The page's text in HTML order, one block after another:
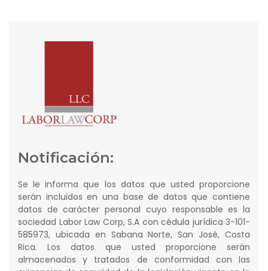
Notificación:
Se le informa que los datos que usted proporcione
serán incluidos en una base de datos que contiene
datos de carácter personal cuyo responsable es la
sociedad Labor Law Corp, S.A con cédula jurídica 3-101-
585973, ubicada en Sabana Norte, San José, Costa
Rica. Los datos que usted proporcione serán
almacenados y tratados de conformidad con las